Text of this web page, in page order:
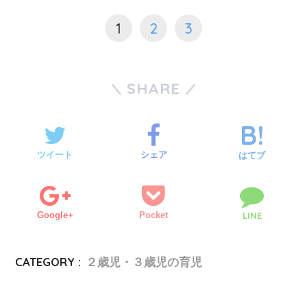
1 2 3
SHARE
ツイート シェア はてブ
Google+ Pocket LINE
CATEGORY : ２歳児・３歳児の育児